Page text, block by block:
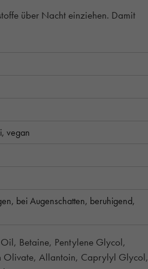
über Nacht einziehen. Damit
vegan
bei Augenschatten, beruhigend,
Betaine, Pentylene Glycol,
Olivate, Allantoin, Caprylyl Glycol,